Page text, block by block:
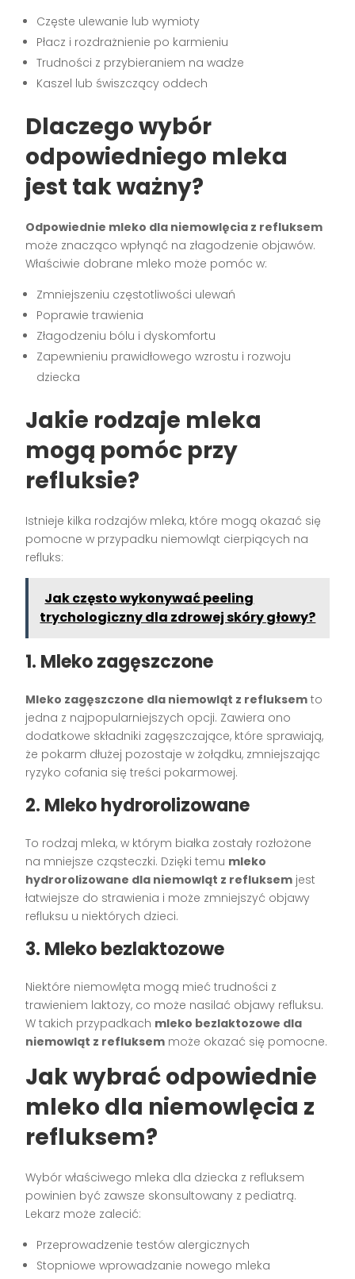
Częste ulewanie lub wymioty
Płacz i rozdrażnienie po karmieniu
Trudności z przybieraniem na wadze
Kaszel lub świszczący oddech
Dlaczego wybór
odpowiedniego mleka
jest tak ważny?
Odpowiednie mleko dla niemowlęcia z refluksem
może znacząco wpłynąć na złagodzenie objawów.
Właściwie dobrane mleko może pomóc w:
Zmniejszeniu częstotliwości ulewań
Poprawie trawienia
Złagodzeniu bólu i dyskomfortu
Zapewnieniu prawidłowego wzrostu i rozwoju
dziecka
Jakie rodzaje mleka
mogą pomóc przy
refluksie?
Istnieje kilka rodzajów mleka, które mogą okazać się
pomocne w przypadku niemowląt cierpiących na
refluks:
Jak często wykonywać peeling
trychologiczny dla zdrowej skóry głowy?
1. Mleko zagęszczone
Mleko zagęszczone dla niemowląt z refluksem to
jedna z najpopularniejszych opcji. Zawiera ono
dodatkowe składniki zagęszczające, które sprawiają,
że pokarm dłużej pozostaje w żołądku, zmniejszając
ryzyko cofania się treści pokarmowej.
2. Mleko hydrorolizowane
To rodzaj mleka, w którym białka zostały rozłożone
na mniejsze cząsteczki. Dzięki temu mleko
hydrorolizowane dla niemowląt z refluksem jest
łatwiejsze do strawienia i może zmniejszyć objawy
refluksu u niektórych dzieci.
3. Mleko bezlaktozowe
Niektóre niemowlęta mogą mieć trudności z
trawieniem laktozy, co może nasilać objawy refluksu.
W takich przypadkach mleko bezlaktozowe dla
niemowląt z refluksem może okazać się pomocne.
Jak wybrać odpowiednie
mleko dla niemowlęcia z
refluksem?
Wybór właściwego mleka dla dziecka z refluksem
powinien być zawsze skonsultowany z pediatrą.
Lekarz może zalecić:
Przeprowadzenie testów alergicznych
Stopniowe wprowadzanie nowego mleka